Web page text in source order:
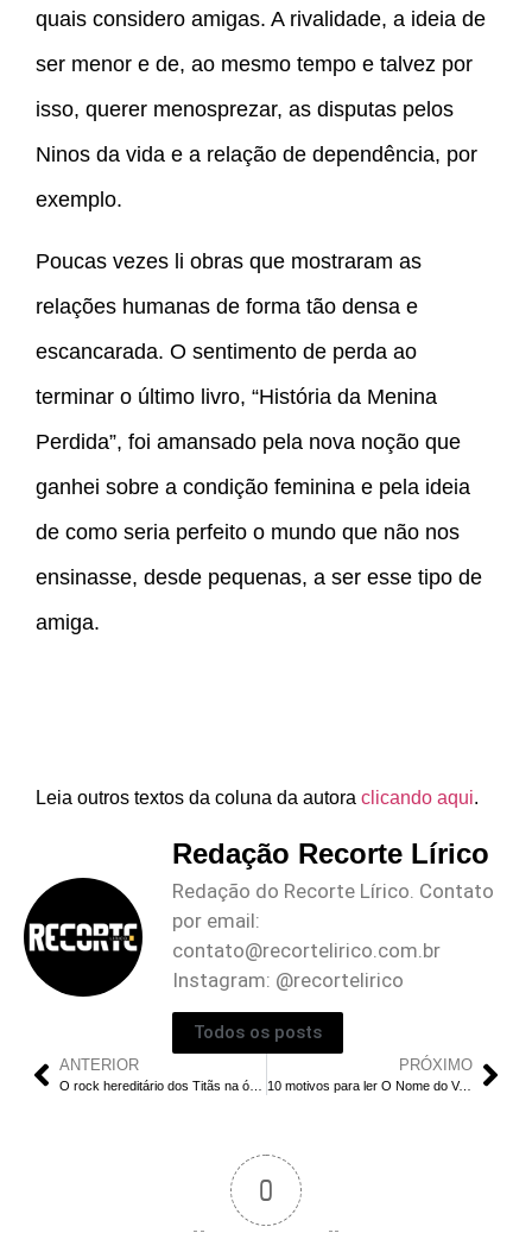
quais considero amigas. A rivalidade, a ideia de
ser menor e de, ao mesmo tempo e talvez por
isso, querer menosprezar, as disputas pelos
Ninos da vida e a relação de dependência, por
exemplo.
Poucas vezes li obras que mostraram as
relações humanas de forma tão densa e
escancarada. O sentimento de perda ao
terminar o último livro, “História da Menina
Perdida”, foi amansado pela nova noção que
ganhei sobre a condição feminina e pela ideia
de como seria perfeito o mundo que não nos
ensinasse, desde pequenas, a ser esse tipo de
amiga.
Leia outros textos da coluna da autora clicando aqui.
Redação Recorte Lírico
Redação do Recorte Lírico. Contato
por email:
contato@recortelirico.com.br
Instagram: @recortelirico
Todos os posts
ANTERIOR PRÓXIMO
10 motivos para ler O Nome do Vento, de Patrick Rothfuss
0